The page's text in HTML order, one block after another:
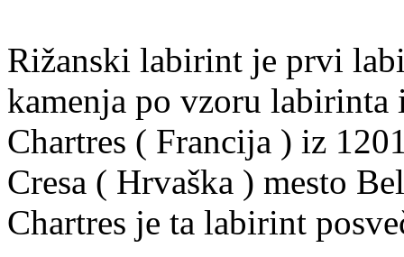
Rižanski labirint je prvi
kamenja po vzoru labirinta
Chartres ( Francija ) iz
Cresa ( Hrvaška ) mesto
Chartres je ta labirint